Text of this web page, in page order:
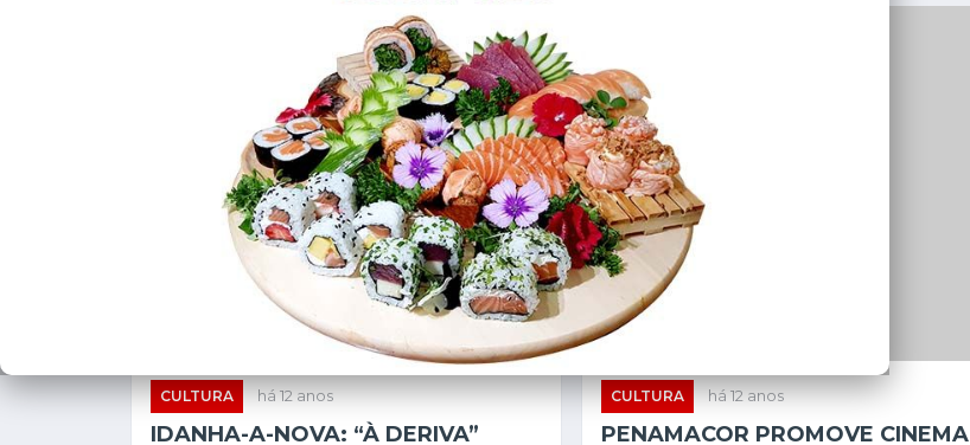
CULTURA há 12 anos
IDANHA-A-NOVA: “À DERIVA”
CULTURA há 12 anos
PENAMACOR PROMOVE CINEMA